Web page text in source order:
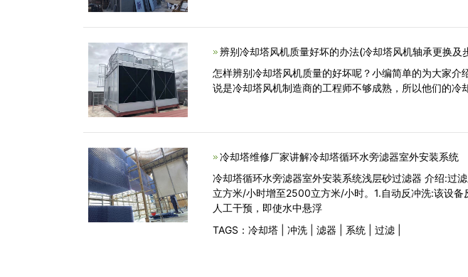
辨别冷却塔风机质量好坏的办法(冷却塔风机轴承更换及
怎样辨别冷却塔风机质量的好坏呢？小编简单的为大家
说是冷却塔风机制造商的工程师不够成熟，所以他们的冷
冷却塔维修厂家讲解冷却塔循环水旁滤器室外安装系统
冷却塔循环水旁滤器室外安装系统浅层砂过滤器 介绍:过
立方米/小时增至2500立方米/小时。1.自动反冲洗:该设
人工干预，即使水中悬浮
TAGS： 冷却塔| 冲洗| 滤器 系统| 过滤|